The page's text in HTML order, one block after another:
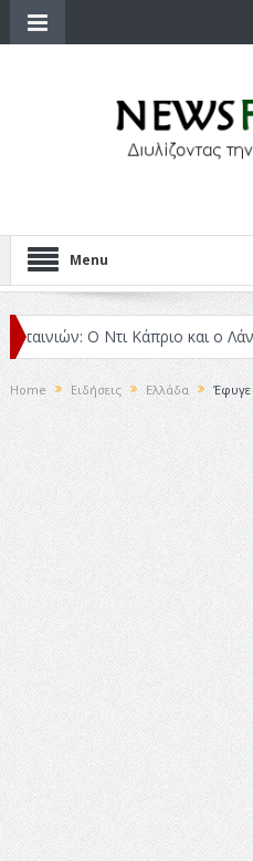
Menu
Ο Ντι Κάπριο και ο Λάνθιμος
Home Ειδήσεις Ελλάδα